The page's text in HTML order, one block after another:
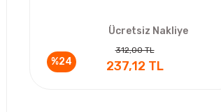
%24
Ücretsiz Nakliye
312,00 TL
237,12 TL